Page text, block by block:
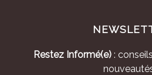
Restez Informé(e):